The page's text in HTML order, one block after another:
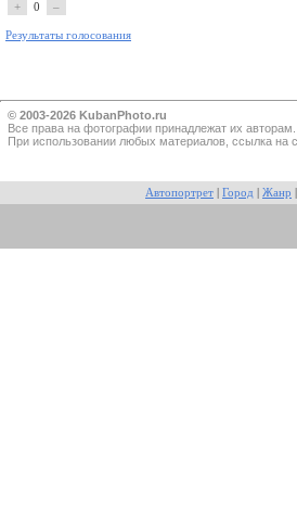
+ 0 –
Результаты голосования
© 2003-2026 KubanPhoto.ru
Все прaва на фотографии принадлежат их авторам.
При использовании любых материалов, ссылка на
Автопортрет Город Жанр